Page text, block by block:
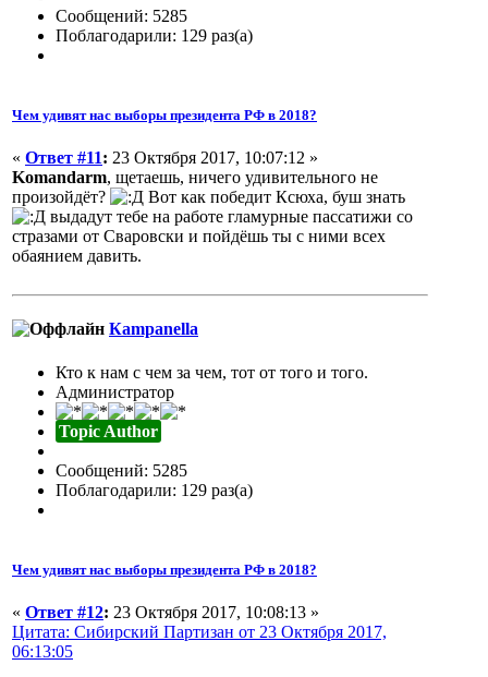
Сообщений: 5285
Поблагодарили: 129 раз(а)
Чем удивят нас выборы президента РФ в 2018?
« Ответ #11: 23 Октября 2017, 10:07:12 »
Komandarm, щетаешь, ничего удивительного не
произойдёт?
Вот как победит Ксюха, буш знать
выдадут тебе на работе гламурные пассатижи со
стразами от Сваровски и пойдёшь ты с ними всех
обаянием давить.
Кampanella
Кто к нам с чем за чем, тот от того и того.
Администратор
Topic Author
Сообщений: 5285
Поблагодарили: 129 раз(а)
Чем удивят нас выборы президента РФ в 2018?
« Ответ #12: 23 Октября 2017, 10:08:13 »
Цитата: Сибирский Партизан от 23 Октября 2017,
06:13:05